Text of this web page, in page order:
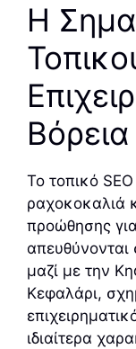
Η
Το τοπικό
ραχοκοκαλιά
προώθησης
μαζί με την
Κεφαλάρι,
ιδιαίτερα